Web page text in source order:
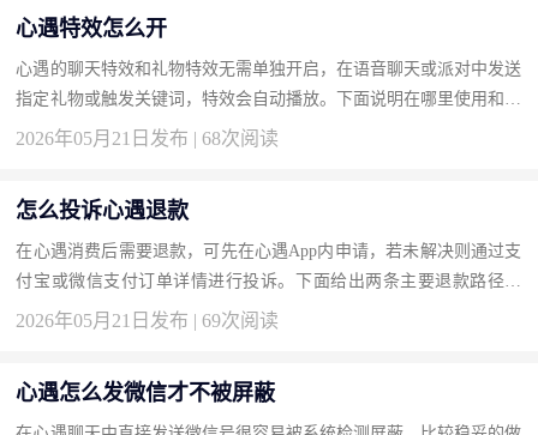
心遇特效怎么开
心遇的聊天特效和礼物特效无需单独开启，在语音聊天或派对中发送
指定礼物或触发关键词，特效会自动播放。下面说明在哪里使用和预
览特效。 心遇特效的打开与使用方法 在语音聊天或派对厅界面，...
2026年05月21日发布 | 68次阅读
怎么投诉心遇退款
在心遇消费后需要退款，可先在心遇App内申请，若未解决则通过支
付宝或微信支付订单详情进行投诉。下面给出两条主要退款路径。
心遇退款投诉的操作步骤 打开心遇App，进入“我的-设置-帮助与反
2026年05月21日发布 | 69次阅读
心遇怎么发微信才不被屏蔽